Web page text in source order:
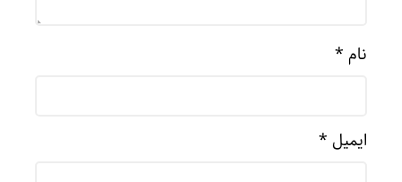
نام *
ایمیل *